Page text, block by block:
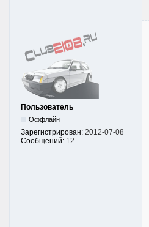
Пользователь
Оффлайн
Зарегистрирован: 2012-07-08
Сообщений: 12